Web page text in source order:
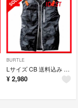
BURTLE
Lサイズ CB 送料込み BURTLE AIR CRAFT
¥ 2,980